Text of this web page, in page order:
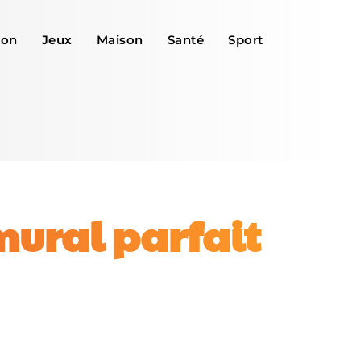
Jeux Maison Santé Sport
parfait